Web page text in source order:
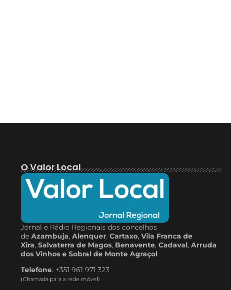
O Valor Local
Jornal e Rádio Regionais dos concelhos
de Azambuja, Alenquer, Cartaxo, Vila Franca de
Xira, Salvaterra de Magos, Benavente, Cadaval, Arruda
dos Vinhos e Sobral de Monte Agraçol
Telefone: +351 961 971 323
(Chamada para a rede móvel)